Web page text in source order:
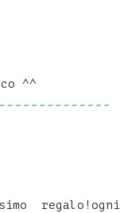
^^
regalo!ogni